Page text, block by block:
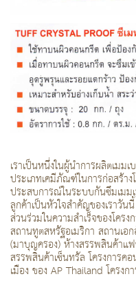
เราเป็นหนึ่งในผู้นำการผลิตเม
ประเภทเคมีภัณฑ์ในการก่อสร้า
ประสบการณ์ในระบบกันซึมเมม
ลูกค้าเป็นหัวใจสำคัญของเราวัน
ส่วนร่วมในความสำเร็จของโคร
สถานทูตสหรัฐอเมริกา สถานเอ
(มาบุญครอง) ห้างสรรพสินค้าแ
สรรพสินค้าเซ็นทรัล โครงการค
เมือง ของ AP Thailand โครง